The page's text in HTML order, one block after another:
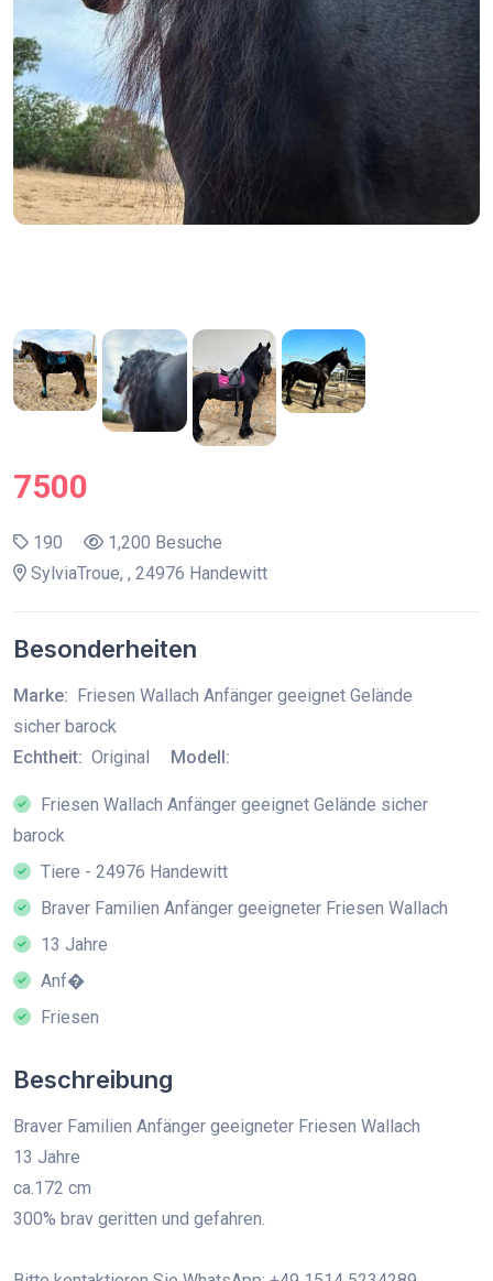
7500
190
1,200 Besuche
SylviaTroue, , 24976 Handewitt
Besonderheiten
Marke: Friesen Wallach Anfänger geeignet Gelände
sicher barock
Echtheit: Original Modell:
Friesen Wallach Anfänger geeignet Gelände sicher
barock
Tiere - 24976 Handewitt
Braver Familien Anfänger geeigneter Friesen Wallach
13 Jahre
Anf�
Friesen
Beschreibung
Braver Familien Anfänger geeigneter Friesen Wallach
13 Jahre
ca.172 cm
300% brav geritten und gefahren.